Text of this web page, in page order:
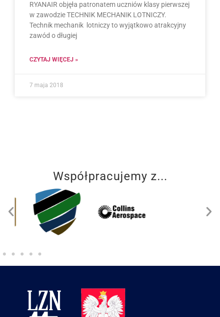
RYANAIR objęła patronatem uczniów klasy pierwszej
w zawodzie TECHNIK MECHANIK LOTNICZY.
Technik mechanik lotniczy to wyjątkowo atrakcyjny
zawód o długiej
CZYTAJ WIĘCEJ »
7 maja 2018
Współpracujemy z...